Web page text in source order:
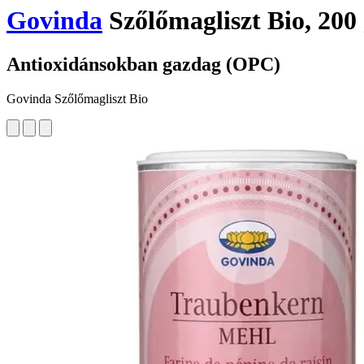
Govinda Szőlőmagliszt Bio, 200
Antioxidánsokban gazdag (OPC)
Govinda Szőlőmagliszt Bio